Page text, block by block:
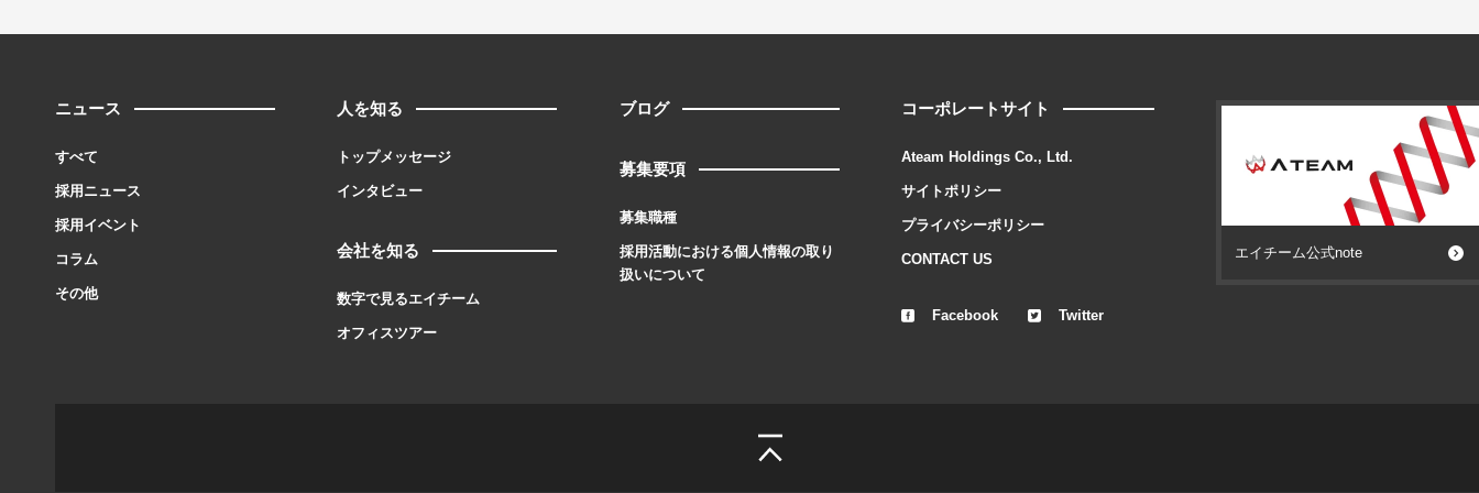
ニュース
すべて
採用ニュース
採用イベント
コラム
その他
人を知る
トップメッセージ
インタビュー
会社を知る
数字で見るエイチーム
オフィスツアー
ブログ
募集要項
募集職種
採用活動における個人情報の取り
扱いについて
コーポレートサイト
Ateam Holdings Co., Ltd.
サイトポリシー
プライバシーポリシー
CONTACT US
Facebook Twitter
エイチーム公式note